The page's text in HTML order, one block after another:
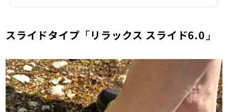
スライドタイプ「リラックス スライド6.0」